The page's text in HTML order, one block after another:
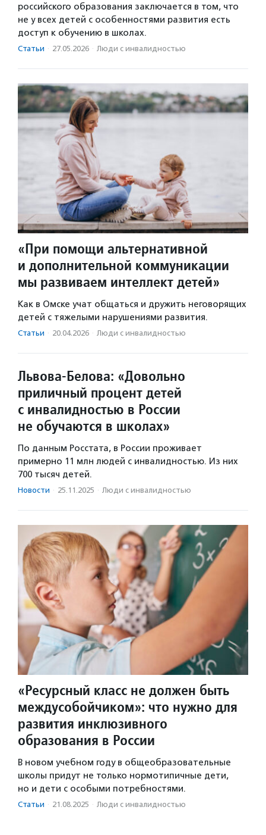
российского образования заключается в том, что
не у всех детей с особенностями развития есть
доступ к обучению в школах.
Статьи · 27.05.2026 · Люди с инвалидностью
«При помощи альтернативной
и дополнительной коммуникации
мы развиваем интеллект детей»
Как в Омске учат общаться и дружить неговорящих
детей с тяжелыми нарушениями развития.
Статьи · 20.04.2026 · Люди с инвалидностью
Львова-Белова: «Довольно
приличный процент детей
с инвалидностью в России
не обучаются в школах»
По данным Росстата, в России проживает
примерно 11 млн людей с инвалидностью. Из них
700 тысяч детей.
Новости · 25.11.2025 · Люди с инвалидностью
«Ресурсный класс не должен быть
междусобойчиком»: что нужно для
развития инклюзивного
образования в России
В новом учебном году в общеобразовательные
школы придут не только нормотипичные дети,
но и дети с особыми потребностями.
Статьи · 21.08.2025 · Люди с инвалидностью